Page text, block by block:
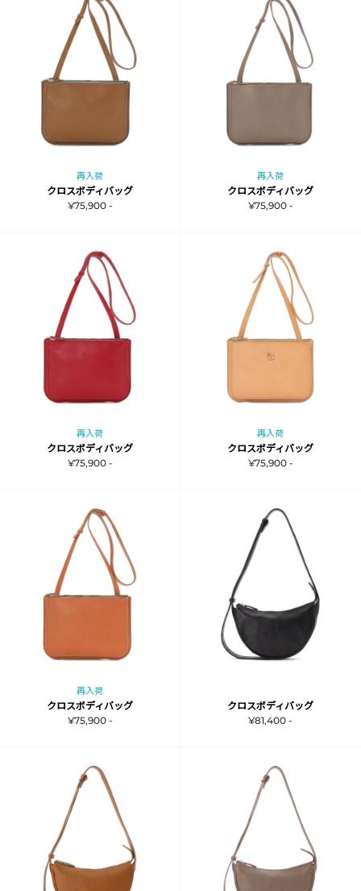
再入荷
クロスボディバッグ
¥75,900 -
再入荷
クロスボディバッグ
¥75,900 -
再入荷
クロスボディバッグ
¥75,900 -
再入荷
クロスボディバッグ
¥75,900 -
再入荷
クロスボディバッグ
¥75,900 -
クロスボディバッグ
¥81,400 -